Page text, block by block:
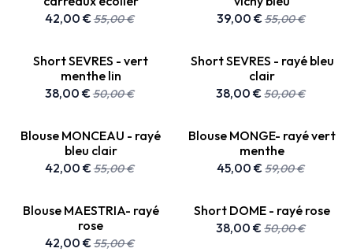
42,00 €55,00€
39,00 €55,00€
Short SEVRES - vert
menthe lin
38,00 €50,00€
Short SEVRES - rayé bleu
clair
38,00 €50,00€
Blouse MONCEAU - rayé
bleu clair
42,00 €55,00€
Blouse MONGE- rayé vert
menthe
45,00 €59,00€
Blouse MAESTRIA- rayé
rose
42,00 €55,00€
Short DOME - rayé rose
38,00 €50,00€